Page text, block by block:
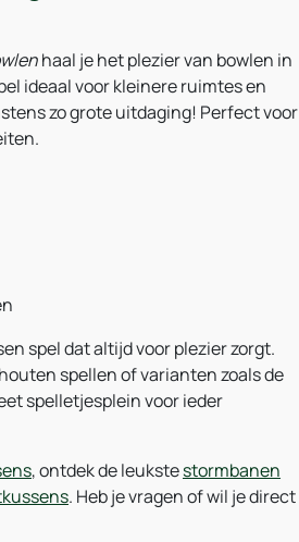
haal je het plezier van bowlen in
ideaal voor kleinere ruimtes en
zo grote uitdaging! Perfect voor
spel dat altijd voor plezier zorgt.
spellen of varianten zoals de
spelletjesplein voor ieder
, ontdek de leukstestormbanen
. Heb je vragen of wil je direct